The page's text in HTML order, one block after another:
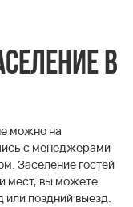
в
можно на
с менеджерами
Заселение гостей
мест, вы можете
или поздний выезд.